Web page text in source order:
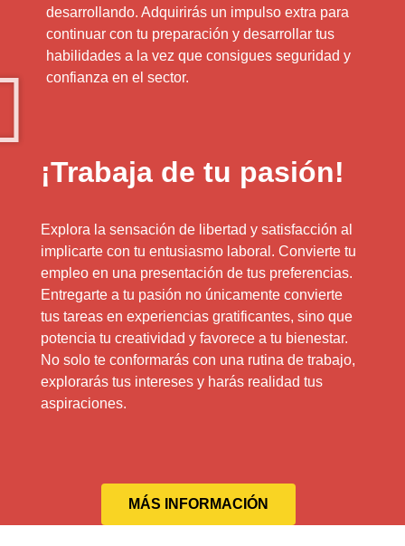
desarrollando. Adquirirás un impulso extra para
continuar con tu preparación y desarrollar tus
habilidades a la vez que consigues seguridad y
confianza en el sector.
¡Trabaja de tu pasión!
Explora la sensación de libertad y satisfacción al
implicarte con tu entusiasmo laboral. Convierte tu
empleo en una presentación de tus preferencias.
Entregarte a tu pasión no únicamente convierte
tus tareas en experiencias gratificantes, sino que
potencia tu creatividad y favorece a tu bienestar.
No solo te conformarás con una rutina de trabajo,
explorarás tus intereses y harás realidad tus
aspiraciones.
MÁS INFORMACIÓN